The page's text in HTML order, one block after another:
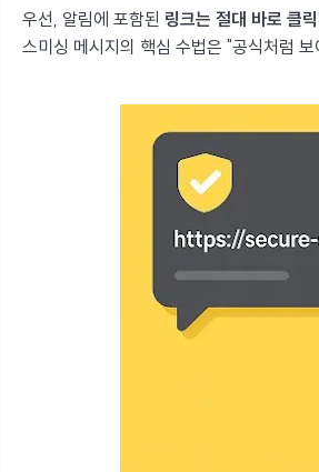
우선, 알림에 포함된 링크는 절대 바로 클
스미싱 메시지의 핵심 수법은 "공식처럼